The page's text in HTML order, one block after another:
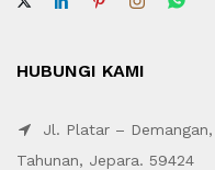
HUBUNGI KAMI
Jl. Platar – Demangan,
Tahunan, Jepara. 59424